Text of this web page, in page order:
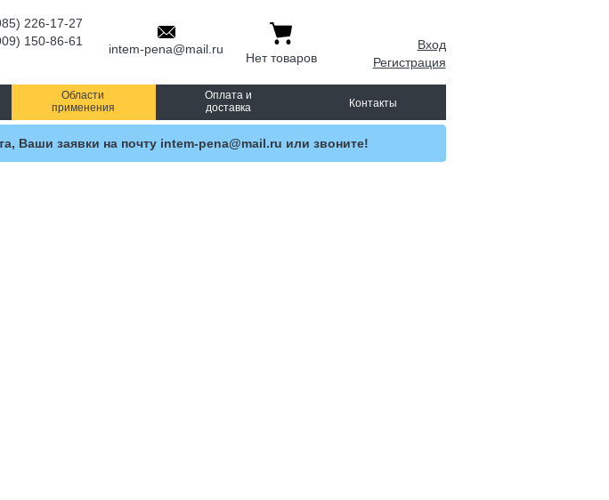
226-17-27
150-86-61
intem-pena@mail.ru
Нет товаров
Вход
Регистрация
Области
применения
Оплата и
доставка
Контакты
Ваши заявки на почту intem-pena@mail.ru или звоните!